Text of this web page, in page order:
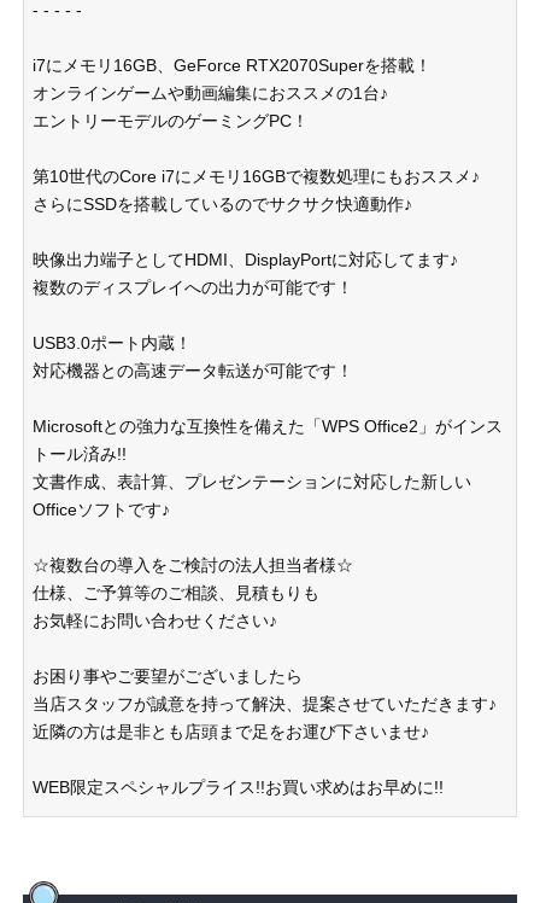
- - - - -
i7にメモリ16GB、GeForce RTX2070Superを搭載！
オンラインゲームや動画編集におススメの1台♪
エントリーモデルのゲーミングPC！
第10世代のCore i7にメモリ16GBで複数処理にもおススメ♪
さらにSSDを搭載しているのでサクサク快適動作♪
映像出力端子としてHDMI、DisplayPortに対応してます♪
複数のディスプレイへの出力が可能です！
USB3.0ポート内蔵！
対応機器との高速データ転送が可能です！
Microsoftとの強力な互換性を備えた「WPS Office2」がインス
トール済み!!
文書作成、表計算、プレゼンテーションに対応した新しい
Officeソフトです♪
☆複数台の導入をご検討の法人担当者様☆
仕様、ご予算等のご相談、見積もりも
お気軽にお問い合わせください♪
お困り事やご要望がございましたら
当店スタッフが誠意を持って解決、提案させていただきます♪
近隣の方は是非とも店頭まで足をお運び下さいませ♪
WEB限定スペシャルプライス!!お買い求めはお早めに!!